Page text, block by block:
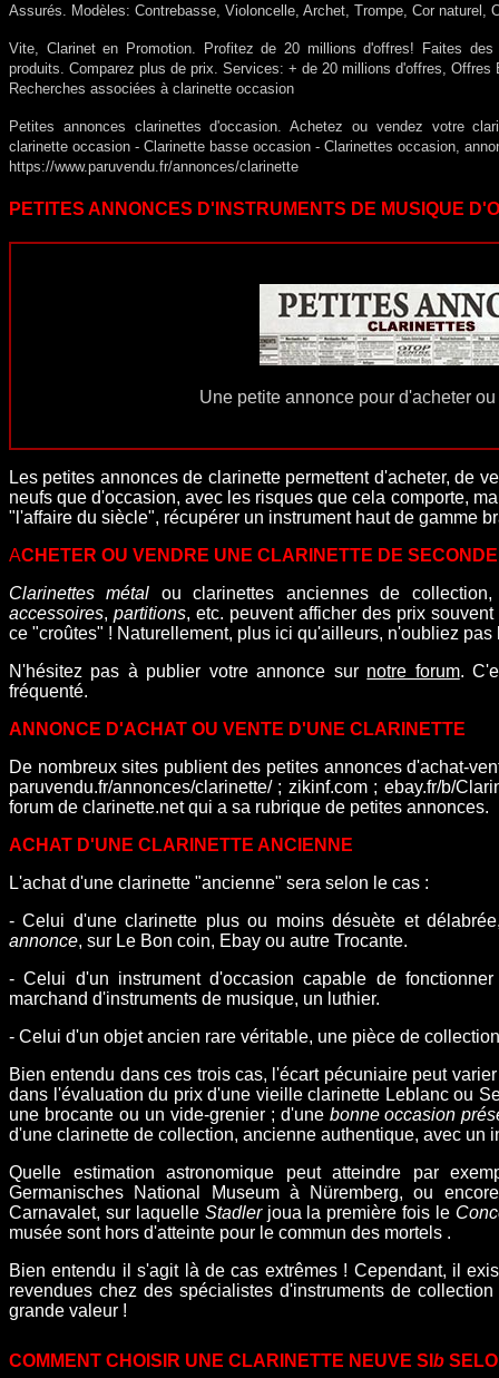
Assurés. Modèles: Contrebasse, Violoncelle, Archet, Trompe, Cor naturel,
Vite, Clarinet en Promotion. Profitez de 20 millions d'offres! Faites
produits. Comparez plus de prix. Services: + de 20 millions d'offres,
Recherches associées à clarinette occasion
Petites annonces clarinettes d'occasion. Achetez ou vendez votre
clarinette occasion - Clarinette basse occasion - Clarinettes occasion,
https://www.paruvendu.fr/annonces/clarinette
PETITES ANNONCES D'INSTRUMENTS DE MUSIQUE
Une petite annonce pour d'acheter
Les petites annonces de clarinette permettent d'acheter, de
neufs que d'occasion, avec les risques que cela comporte,
"l'affaire du siècle", récupérer un instrument haut de gamme
ACHETER OU VENDRE UNE CLARINETTE DE
Clarinettes métal ou clarinettes anciennes de
accessoires, partitions, etc. peuvent afficher des prix
ce "croûtes" ! Naturellement, plus ici qu'ailleurs, n'oubliez
N'hésitez pas à publier votre annonce sur notre forum.
fréquenté.
ANNONCE D'ACHAT OU VENTE D'UNE CLARINETTE
De nombreux sites publient des petites annonces d'achat-
paruvendu.fr/annonces/clarinette/ ; zikinf.com ; ebay.fr/b/
forum de clarinette.net qui a sa rubrique de petites annonces.
ACHAT D'UNE CLARINETTE ANCIENNE
L'achat d'une clarinette "ancienne" sera selon le cas :
- Celui d'une clarinette plus ou moins désuète et
annonce, sur Le Bon coin, Ebay ou autre Trocante.
- Celui d'un instrument d'occasion capable de
marchand d'instruments de musique, un luthier.
- Celui d'un objet ancien rare véritable, une pièce de
Bien entendu dans ces trois cas, l'écart pécuniaire peut
dans l'évaluation du prix d'une vieille clarinette Leblanc ou
une brocante ou un vide-grenier ; d'une bonne occasion
d'une clarinette de collection, ancienne authentique, avec un
Quelle estimation astronomique peut atteindre par
Germanisches National Museum à Nüremberg, ou
Carnavalet, sur laquelle Stadlerjoua la première fois le
musée sont hors d'atteinte pour le commun des mortels .
Bien entendu il s'agit là de cas extrêmes ! Cependant, il
revendues chez des spécialistes d'instruments de
grande valeur !
COMMENT CHOISIR UNE CLARINETTE NEUVE SI b